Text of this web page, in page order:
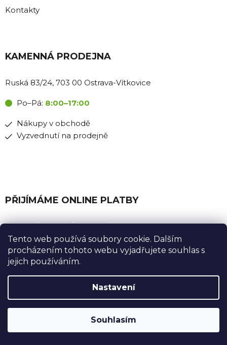
Tento web používá soubory cookie. Dalším
procházením tohoto webu vyjadřujete souhlas s
jejich používáním.
Nastavení
Souhlasím
Kontakty
KAMENNÁ PRODEJNA
Ruská 83/24, 703 00 Ostrava-Vítkovice
Po–Pá: 8:00–17:00
Nákupy v obchodě
Vyzvednutí na prodejně
PŘIJÍMÁME ONLINE PLATBY